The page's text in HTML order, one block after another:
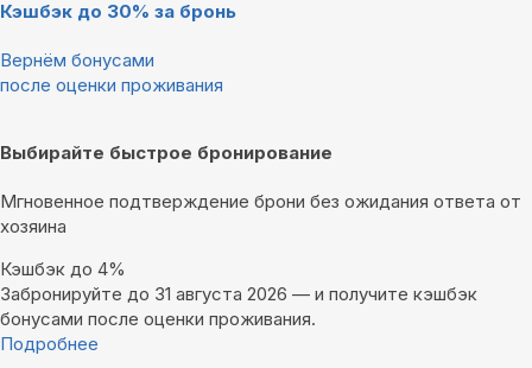
Кэшбэк до 30% за бронь
Вернём бонусами
после оценки проживания
Выбирайте быстрое бронирование
Мгновенное подтверждение брони без ожидания ответа от
хозяина
Кэшбэк до 4%
Забронируйте до 31 августа 2026 — и получите кэшбэк
бонусами после оценки проживания.
Подробнее